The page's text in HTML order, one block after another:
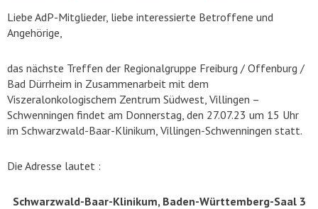
Liebe AdP-Mitglieder, liebe interessierte Betroffene und
Angehörige,
das nächste Treffen der Regionalgruppe Freiburg / Offenburg /
Bad Dürrheim in Zusammenarbeit mit dem
Viszeralonkologischem Zentrum Südwest, Villingen –
Schwenningen findet am Donnerstag, den 27.07.23 um 15 Uhr
im Schwarzwald-Baar-Klinikum, Villingen-Schwenningen statt.
Die Adresse lautet :
Schwarzwald-Baar-Klinikum, Baden-Württemberg-Saal 3